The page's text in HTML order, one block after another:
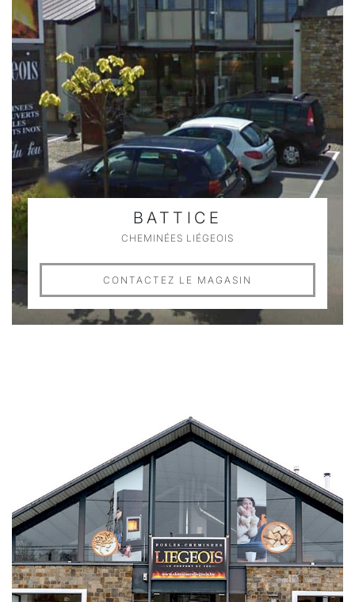
BATTICE
CHEMINÉES LIÉGEOIS
CONTACTEZ LE MAGASIN